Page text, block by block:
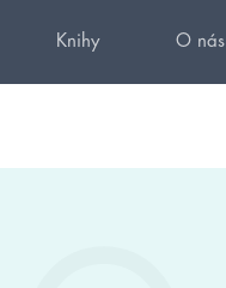
Knihy O nás